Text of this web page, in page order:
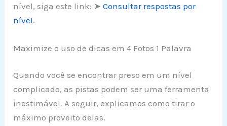
nível, siga este link: ➤Consultar respostas por
nível.
Maximize o uso de dicas em 4 Fotos 1 Palavra
Quando você se encontrar preso em um nível
complicado, as pistas podem ser uma ferramenta
inestimável. A seguir, explicamos como tirar o
máximo proveito delas.